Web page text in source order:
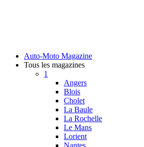
Auto-Moto Magazine
Tous les magazines
1
Angers
Blois
Cholet
La Baule
La Rochelle
Le Mans
Lorient
Nantes